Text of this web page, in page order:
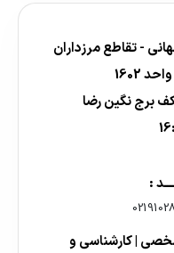
- تقاطع مرزداران
برج نگین رضا
| کارشناسی و